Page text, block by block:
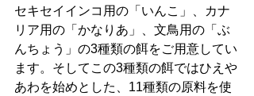
セキセイインコ用の「いんこ」、カナ
リア用の「かなりあ」、文鳥用の「ぶ
んちょう」の3種類の餌をご用意してい
ます。そしてこの3種類の餌ではひえや
あわを始めとした、11種類の原料を使